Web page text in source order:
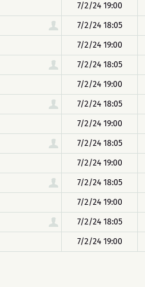
7/2/24 19:00
7/2/24 18:05
7/2/24 19:00
7/2/24 18:05
7/2/24 19:00
7/2/24 18:05
7/2/24 19:00
7/2/24 18:05
7/2/24 19:00
7/2/24 18:05
7/2/24 19:00
7/2/24 18:05
7/2/24 19:00